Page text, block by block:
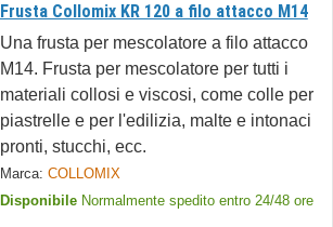
Frusta Collomix KR 120 a filo attacco M14
Una frusta per mescolatore a filo attacco
M14. Frusta per mescolatore per tutti i
materiali collosi e viscosi, come colle per
piastrelle e per l'edilizia, malte e intonaci
pronti, stucchi, ecc.
Marca: COLLOMIX
Disponibile Normalmente spedito entro 24/48 ore